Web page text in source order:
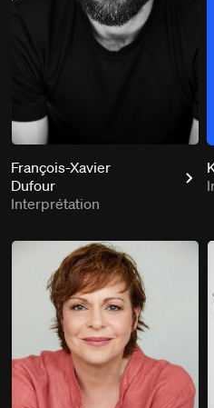
François-Xavier
Dufour
Interprétation